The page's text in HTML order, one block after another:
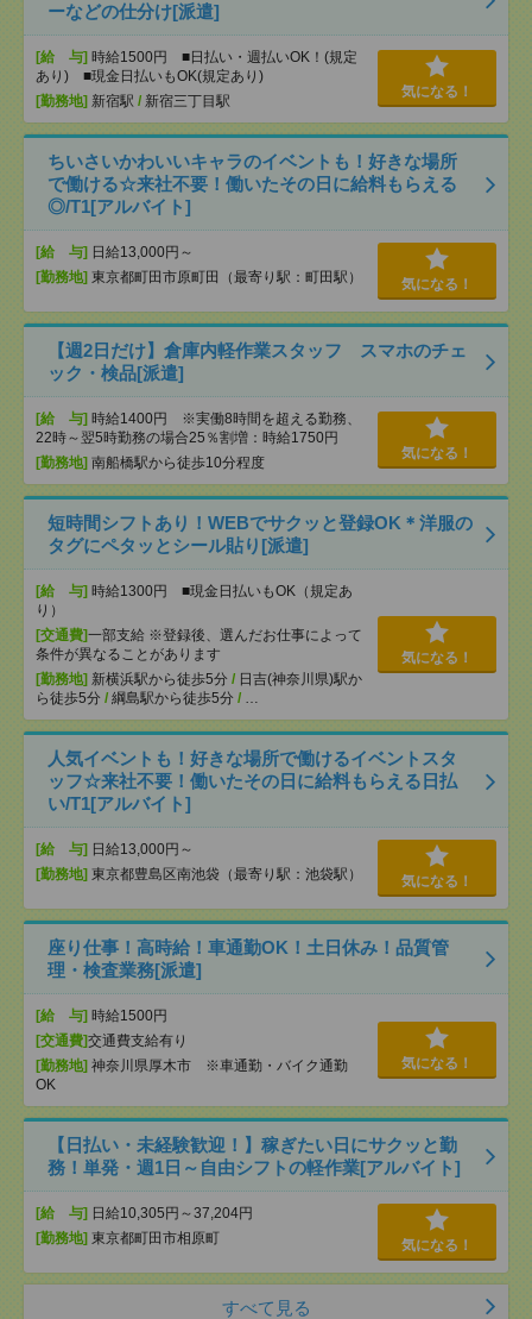
ーなどの仕分け[派遣]
[給 与] 時給1500円 ■日払い・週払いOK！(規定
あり) ■現金日払いもOK(規定あり)
[勤務地] 新宿駅 / 新宿三丁目駅
気になる！
ちいさいかわいいキャラのイベントも！好きな場所
で働ける☆来社不要！働いたその日に給料もらえる
◎/T1[アルバイト]
[給 与] 日給13,000円～
[勤務地] 東京都町田市原町田（最寄り駅：町田駅） 気になる！
【週2日だけ】倉庫内軽作業スタッフ スマホのチェ
ック・検品[派遣]
[給 与] 時給1400円 ※実働8時間を超える勤務、
22時～翌5時勤務の場合25％割増：時給1750円
[勤務地] 南船橋駅から徒歩10分程度
気になる！
短時間シフトあり！WEBでサクッと登録OK＊洋服の
タグにペタッとシール貼り[派遣]
[給 与] 時給1300円 ■現金日払いもOK（規定あ
り）
[交通費]一部支給 ※登録後、選んだお仕事によって
条件が異なることがあります
[勤務地] 新横浜駅から徒歩5分 / 日吉(神奈川県)駅か
ら徒歩5分 / 綱島駅から徒歩5分 / …
気になる！
人気イベントも！好きな場所で働けるイベントスタ
ッフ☆来社不要！働いたその日に給料もらえる日払
い/T1[アルバイト]
[給 与] 日給13,000円～
[勤務地] 東京都豊島区南池袋（最寄り駅：池袋駅） 気になる！
座り仕事！高時給！車通勤OK！土日休み！品質管
理・検査業務[派遣]
[給 与] 時給1500円
[交通費]交通費支給有り
[勤務地] 神奈川県厚木市 ※車通勤・バイク通勤
OK
気になる！
【日払い・未経験歓迎！】稼ぎたい日にサクッと勤
務！単発・週1日～自由シフトの軽作業[アルバイト]
[給 与] 日給10,305円～37,204円
[勤務地] 東京都町田市相原町 気になる！
すべて見る